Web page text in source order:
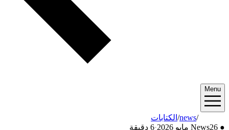
Menu
الكتابات/news
●
News26 مايو 2026 ·6 دقيقة